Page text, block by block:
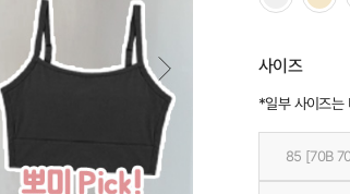
사이즈
*일부 사이즈는
85 [70B